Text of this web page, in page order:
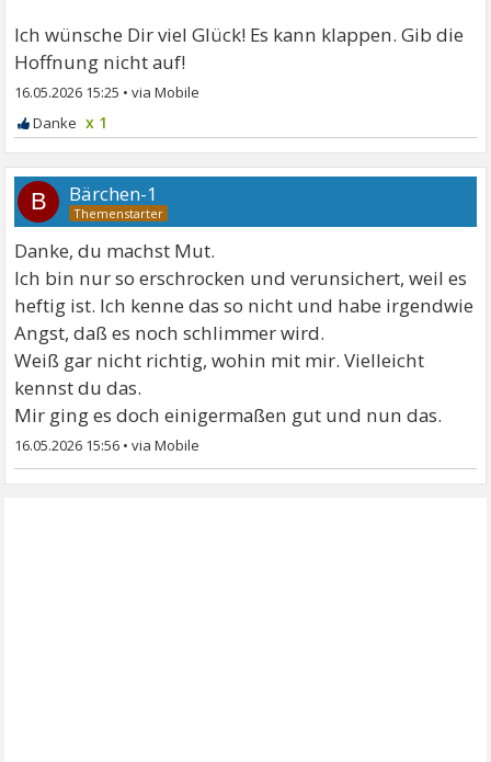
Ich wünsche Dir viel Glück! Es kann klappen. Gib die
Hoffnung nicht auf!
16.05.2026 15:25 •
x 1
B Bärchen-1
Danke, du machst Mut.
Ich bin nur so erschrocken und verunsichert, weil es
heftig ist. Ich kenne das so nicht und habe irgendwie
Angst, daß es noch schlimmer wird.
Weiß gar nicht richtig, wohin mit mir. Vielleicht
kennst du das.
Mir ging es doch einigermaßen gut und nun das.
16.05.2026 15:56 •